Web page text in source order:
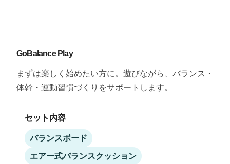
GoBalance Play
まずは楽しく始めたい方に。遊びながら、バランス・
体幹・運動習慣づくりをサポートします。
セット内容
バランスボード
エアー式バランスクッション